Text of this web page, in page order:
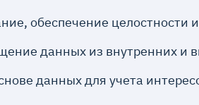
обеспечение целостности
данных из внутренних и
данных для учета